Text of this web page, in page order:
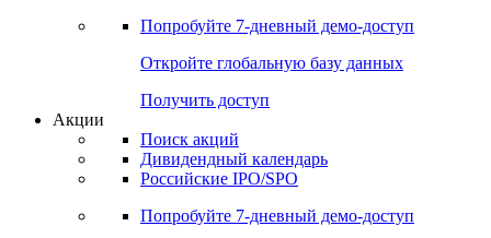
Попробуйте 7-дневный демо-доступ
Откройте глобальную базу данных
Получить доступ
Акции
Поиск акций
Дивидендный календарь
Российские IPO/SPO
Попробуйте 7-дневный демо-доступ